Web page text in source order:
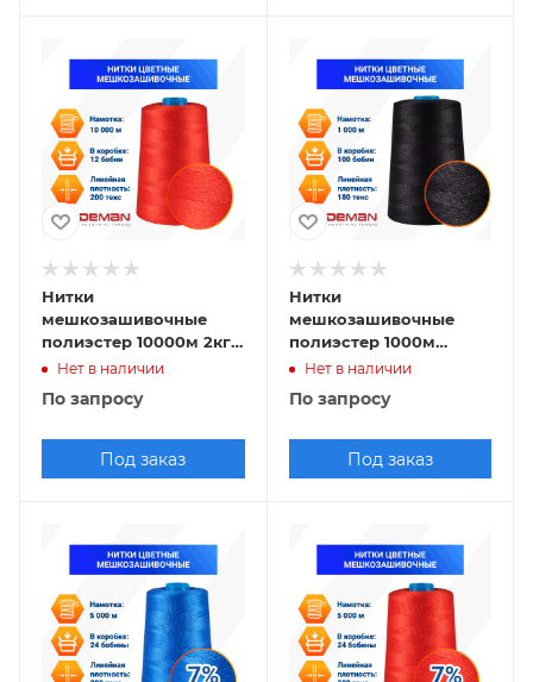
Нитки
мешкозашивочные
полиэстер 10000м 2кг
200текс, красный
Нет в наличии
По запросу
Под заказ
Нитки
мешкозашивочные
полиэстер 1000м
0,20кг 180текс, черный
Нет в наличии
По запросу
Под заказ